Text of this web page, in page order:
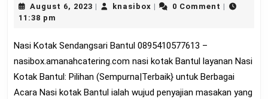
Sendangsari
0895410577613
August 6, 2023 August
| knasiboxknasibox
| 0 Comment |
11:38 pm
Nasi Kotak Sendangsari Bantul 0895410577613 –
nasibox.amanahcatering.com nasi kotak Bantul layanan Nasi
Kotak Bantul: Pilihan (Sempurna|Terbaik} untuk Berbagai
Acara Nasi kotak Bantul ialah wujud penyajian masakan yang